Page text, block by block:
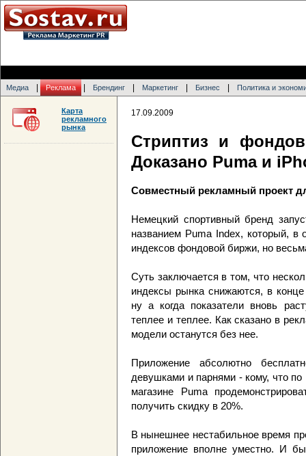
Медиа Реклама Брендинг Маркетинг Бизнес Политика и
17.09.2009
Стриптиз и
Доказано Puma и
Совместный рекламный проект
Немецкий спортивный бренд
названием Puma Index, который, в
индексов фондовой биржи, но
Суть заключается в том, что
индексы рынка снижаются, в
ну а когда показатели вновь
теплее и теплее. Как сказано в
модели останутся без нее.
Приложение абсолютно
девушками и парнями - кому, что
магазине Puma
получить скидку в 20%.
В нынешнее нестабильное время
приложение вполне уместно. И
Карта
рекламного
рынка